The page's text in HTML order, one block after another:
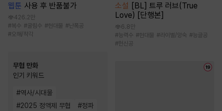
웹툰 사용 후 반품불가
426.2만
#복수 #굴림수 #현대물 #난폭공
#오해/착각
무협 만화
인기 키워드
#역사/시대물
#2025 정액제 무협 #정파
소설 [BL] 트루 러브(True
Love) [단행본]
6.8만
#능력수 #현대물 #라이벌/앙숙 #능글공
#헌신공